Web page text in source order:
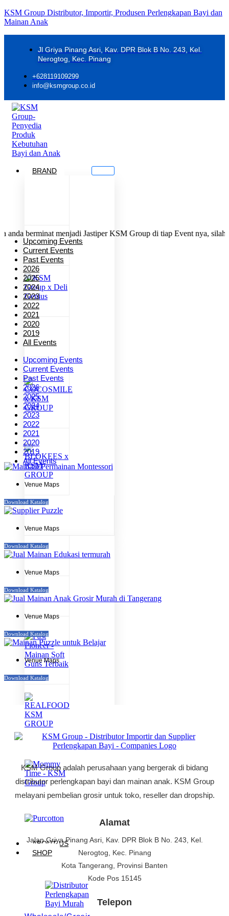
KSM Group Distributor, Importir, Produsen Perlengkapan Bayi dan
Mainan Anak
Jl Griya Pinang Asri, Kav. DPR Blok B No. 243, Kel.
Nerogtog, Kec. Pinang
+628119109299
info@ksmgroup.co.id
BRAND
ABOUT US
SHOP
berminat menjadi Jastiper KSM Group di tiap Event nya,
Upcoming Events
Current Events
Past Events
2026
2025
2024
2023
2022
2021
2020
2019
All Events
Upcoming Events
Current Events
Past Events
2026
2025
2024
2023
2022
2021
2020
2019
All Events
Venue Maps
Download Katalog
Venue Maps
Download Katalog
Venue Maps
Download Katalog
Venue Maps
Download Katalog
Venue Maps
Download Katalog
KSM Group adalah perusahaan yang bergerak di bidang
distributor perlengkapan bayi dan mainan anak. KSM Group
melayani pembelian grosir untuk toko, reseller dan dropship.
Alamat
Jalan Griya Pinang Asri, Kav. DPR Blok B No. 243, Kel.
Nerogtog, Kec. Pinang
Kota Tangerang, Provinsi Banten
Kode Pos 15145
Telepon